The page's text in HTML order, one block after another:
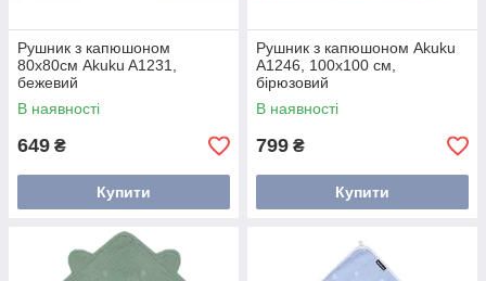
Рушник з капюшоном
80x80см Akuku A1231,
бежевий
В наявності
649 ₴
Купити
Рушник з капюшоном Akuku
A1246, 100x100 см,
бірюзовий
В наявності
799 ₴
Купити